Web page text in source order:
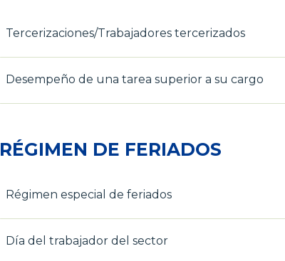
Tercerizaciones/Trabajadores tercerizados
Desempeño de una tarea superior a su cargo
RÉGIMEN DE FERIADOS
Régimen especial de feriados
Día del trabajador del sector